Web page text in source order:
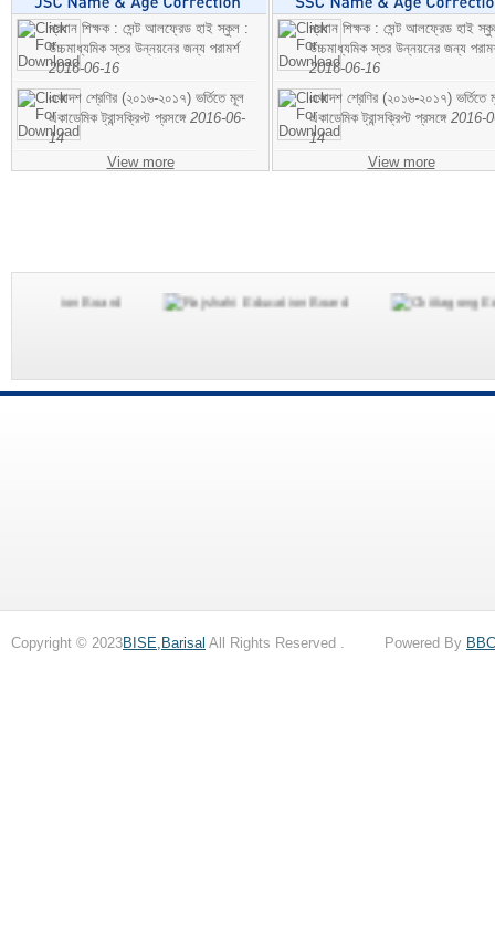
প্রধান শিক্ষক : সেন্ট আলফ্রেড হাই স্কুল :
উচ্চমাধ্যমিক স্তর উন্নয়নের জন্য পরামর্শ
2016-06-16
একাদশ শ্রেণির (২০১৬-২০১৭) ভর্তিতে মূল
একাডেমিক ট্রান্সক্রিপ্ট প্রসঙ্গে 2016-06-
14
View more
প্রধান শিক্ষক : সেন্ট আলফ্রেড হাই
উচ্চমাধ্যমিক স্তর উন্নয়নের জন্য
2016-06-16
একাদশ শ্রেণির (২০১৬-২০১৭) ভর্তিতে
একাডেমিক ট্রান্সক্রিপ্ট প্রসঙ্গে 2016-
14
View more
Copyright © 2023BISE,Barisal All Rights Reserved . Powered By